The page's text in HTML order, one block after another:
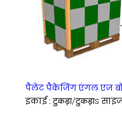
पैलेट पैकेजिंग एंगल एज
इकाई :टुकड़ा/टुकड़ाs